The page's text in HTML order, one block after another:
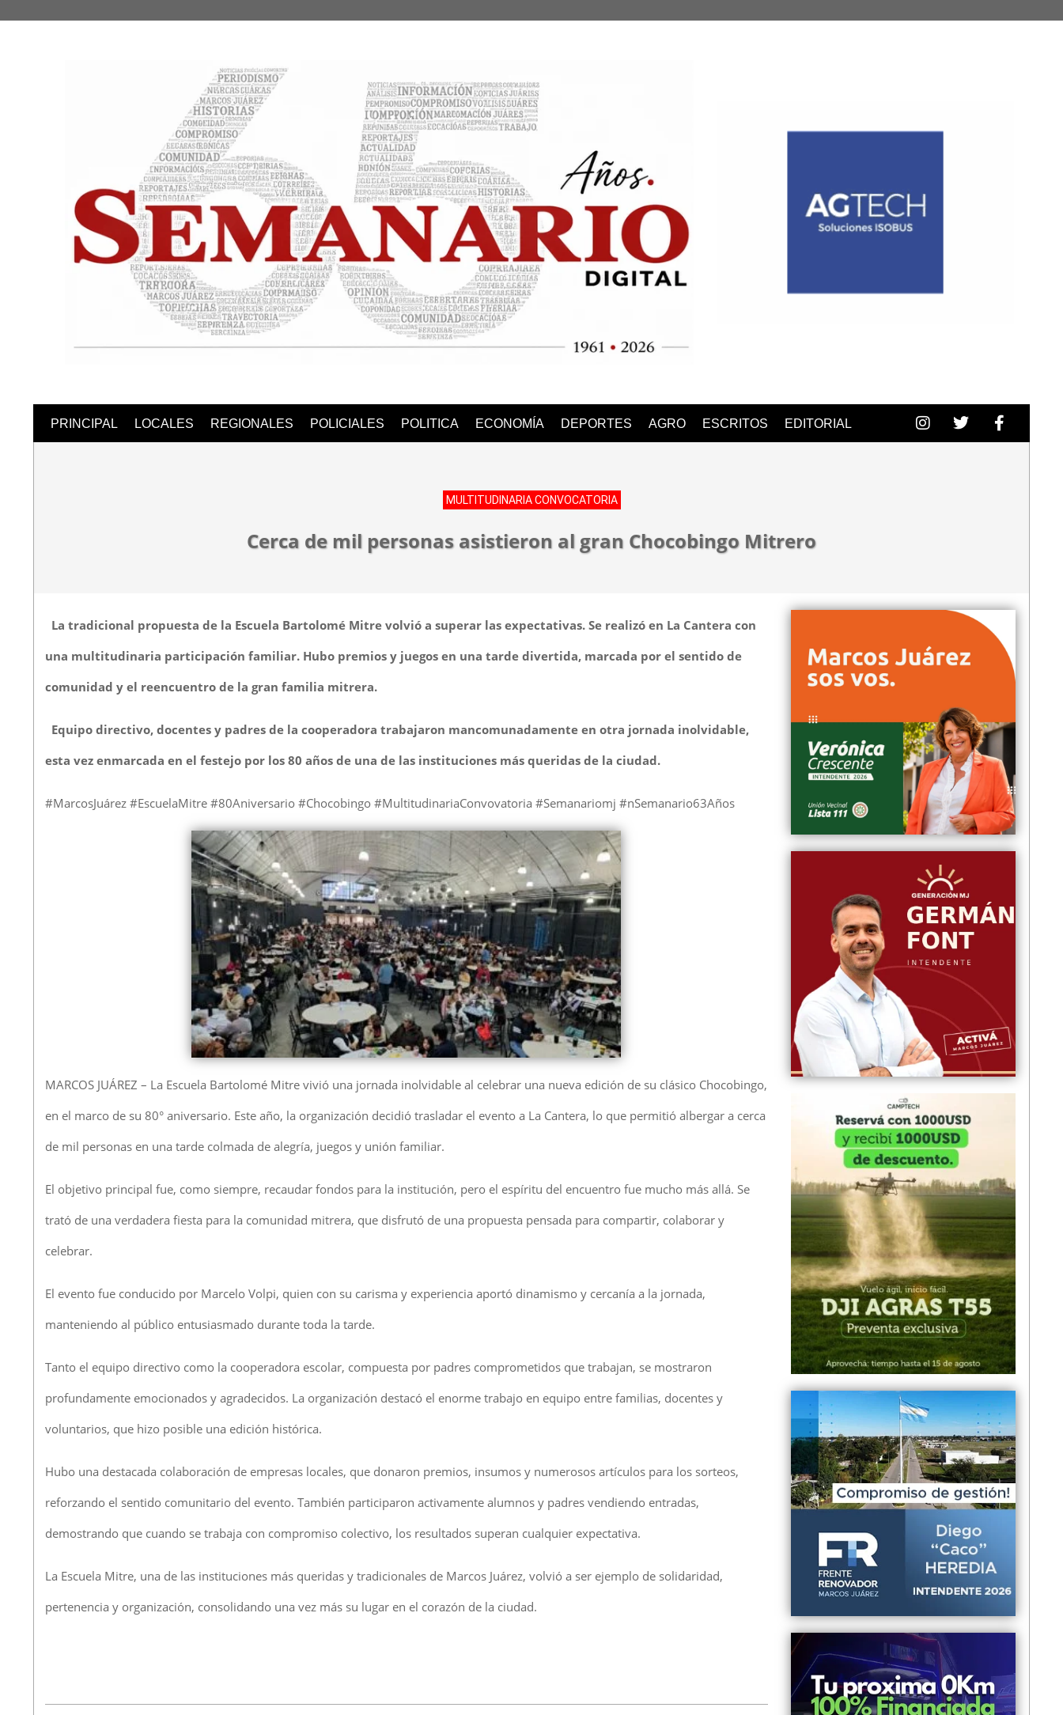
Semanario
Digital
PRINCIPAL LOCALES REGIONALES POLICIALES POLITICA ECONOMÍA DEPORTES AGRO ESCRITOS EDITORIAL
MULTITUDINARIA CONVOCATORIA
Cerca de mil personas asistieron al gran Chocobingo Mitrero
La tradicional propuesta de la Escuela Bartolomé Mitre volvió a superar las expectativas. Se realizó en La Cantera con
una multitudinaria participación familiar. Hubo premios y juegos en una tarde divertida, marcada por el sentido de
comunidad y el reencuentro de la gran familia mitrera.
Equipo directivo, docentes y padres de la cooperadora trabajaron mancomunadamente en otra jornada inolvidable,
esta vez enmarcada en el festejo por los 80 años de una de las instituciones más queridas de la ciudad.
#MarcosJuárez #EscuelaMitre #80Aniversario #Chocobingo #MultitudinariaConvovatoria #Semanariomj #nSemanario63Años
MARCOS JUÁREZ – La Escuela Bartolomé Mitre vivió una jornada inolvidable al celebrar una nueva edición de su clásico Chocobingo,
en el marco de su 80° aniversario. Este año, la organización decidió trasladar el evento a La Cantera, lo que permitió albergar a cerca
de mil personas en una tarde colmada de alegría, juegos y unión familiar.
El objetivo principal fue, como siempre, recaudar fondos para la institución, pero el espíritu del encuentro fue mucho más allá. Se
trató de una verdadera fiesta para la comunidad mitrera, que disfrutó de una propuesta pensada para compartir, colaborar y
celebrar.
El evento fue conducido por Marcelo Volpi, quien con su carisma y experiencia aportó dinamismo y cercanía a la jornada,
manteniendo al público entusiasmado durante toda la tarde.
Tanto el equipo directivo como la cooperadora escolar, compuesta por padres comprometidos que trabajan, se mostraron
profundamente emocionados y agradecidos. La organización destacó el enorme trabajo en equipo entre familias, docentes y
voluntarios, que hizo posible una edición histórica.
Hubo una destacada colaboración de empresas locales, que donaron premios, insumos y numerosos artículos para los sorteos,
reforzando el sentido comunitario del evento. También participaron activamente alumnos y padres vendiendo entradas,
demostrando que cuando se trabaja con compromiso colectivo, los resultados superan cualquier expectativa.
La Escuela Mitre, una de las instituciones más queridas y tradicionales de Marcos Juárez, volvió a ser ejemplo de solidaridad,
pertenencia y organización, consolidando una vez más su lugar en el corazón de la ciudad.